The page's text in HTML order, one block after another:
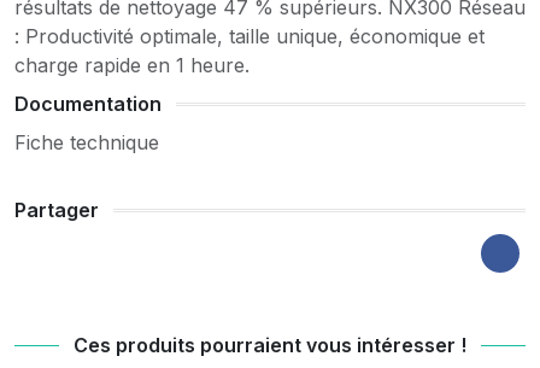
résultats de nettoyage 47 % supérieurs. NX300 Réseau
: Productivité optimale, taille unique, économique et
charge rapide en 1 heure.
Documentation
Fiche technique
Partager
Ces produits pourraient vous intéresser !